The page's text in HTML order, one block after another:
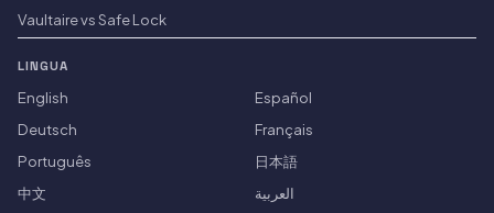
Vaultaire vs Safe Lock
LINGUA
English
Español
Deutsch
Français
Português
日本語
中文
العربية